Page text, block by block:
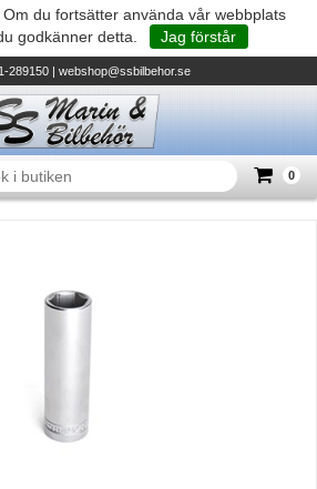
Om du fortsätter använda vår webbplats
godkänner detta.
Jag förstår
289150 | webshop@ssbilbehor.se
0
TILL KASSAN